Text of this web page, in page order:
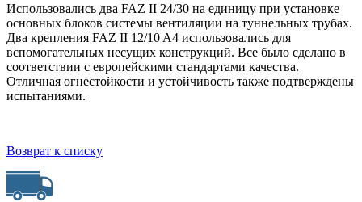
Использовались два FAZ II 24/30 на единицу при установке
основных блоков системы вентиляции на туннельных трубах.
Два крепления FAZ II 12/10 A4 использовались для
вспомогательных несущих конструкций. Все было сделано в
соответствии с европейскими стандартами качества.
Отличная огнестойкости и устойчивость также подтверждены
испытаниями.
Возврат к списку